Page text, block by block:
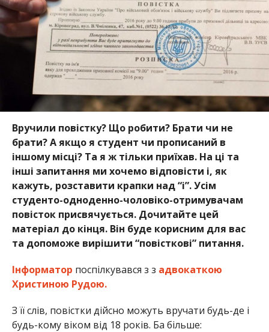
Вручили повістку? Що робити? Брати чи не
брати? А якщо я студент чи прописаний в
іншому місці? Та я ж тільки приїхав. На ці та
інші запитання ми хочемо відповісти і, як
кажуть, розставити крапки над “і”. Усім
студенто-одноденно-чоловіко-отримувачам
повісток присвячується. Дочитайте цей
матеріал до кінця. Він буде корисним для вас
та допоможе вирішити “повісткові” питання.
Інформатор поспілкувався з з адвокаткою
Христиною Рудою.
З її слів, повістки дійсно можуть вручати будь-де і
будь-кому віком від 18 років. Ба більше: